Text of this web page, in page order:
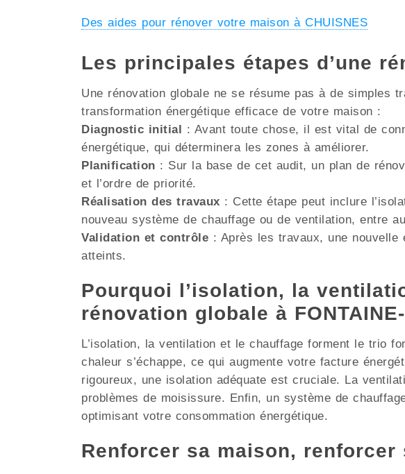
Des aides pour rénover votre maison à CHUISNES
Les principales étapes d’une
Une rénovation globale ne se résume pas à de simples
transformation énergétique efficace de votre maison :
Diagnostic initial
: Avant toute chose, il est vital de
énergétique, qui déterminera les zones à améliorer.
Planification : Sur la base de cet audit, un plan de
et l’ordre de priorité.
Réalisation des travaux : Cette étape peut inclure
nouveau système de chauffage ou de ventilation, entre
Validation et contrôle : Après les travaux, une nouvelle
atteints.
Pourquoi l’isolation, la
rénovation globale à
L’isolation, la ventilation et le chauffage forment le trio
chaleur s’échappe, ce qui augmente votre facture
rigoureux, une isolation adéquate est cruciale. La
problèmes de moisissure. Enfin, un système de
optimisant votre consommation énergétique.
Renforcer sa maison, renforcer